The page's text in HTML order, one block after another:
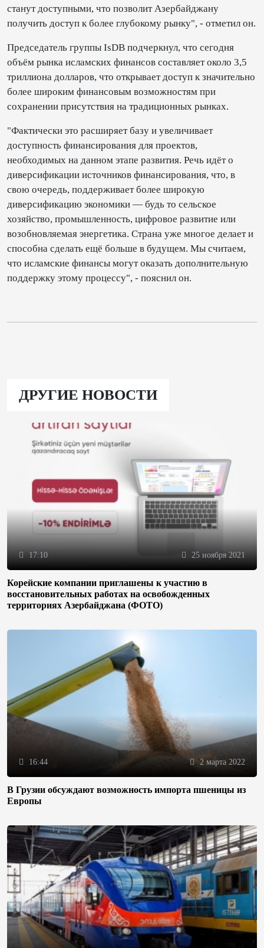
станут доступными, что позволит Азербайджану
получить доступ к более глубокому рынку", - отметил он.
Председатель группы IsDB подчеркнул, что сегодня
объём рынка исламских финансов составляет около 3,5
триллиона долларов, что открывает доступ к значительно
более широким финансовым возможностям при
сохранении присутствия на традиционных рынках.
"Фактически это расширяет базу и увеличивает
доступность финансирования для проектов,
необходимых на данном этапе развития. Речь идёт о
диверсификации источников финансирования, что, в
свою очередь, поддерживает более широкую
диверсификацию экономики — будь то сельское
хозяйство, промышленность, цифровое развитие или
возобновляемая энергетика. Страна уже многое делает и
способна сделать ещё больше в будущем. Мы считаем,
что исламские финансы могут оказать дополнительную
поддержку этому процессу", - пояснил он.
ДРУГИЕ НОВОСТИ
17:10 25 ноября 2021
Корейские компании приглашены к участию в
восстановительных работах на освобожденных
территориях Азербайджана (ФОТО)
16:44 2 марта 2022
В Грузии обсуждают возможность импорта пшеницы из
Европы